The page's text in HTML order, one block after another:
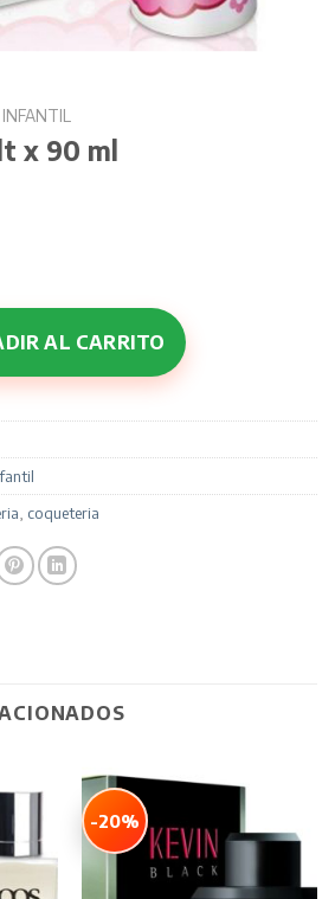
INFANTIL
x 90 ml
cantidad
AL CARRITO
, coqueteria
-20%